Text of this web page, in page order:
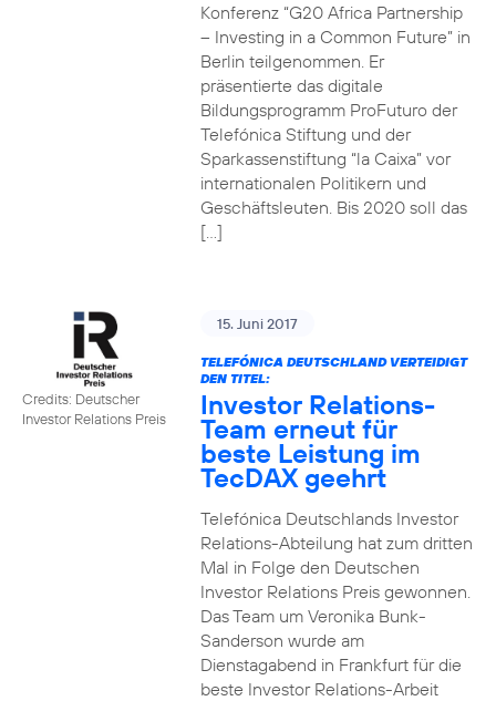
Konferenz “G20 Africa Partnership
– Investing in a Common Future” in
Berlin teilgenommen. Er
präsentierte das digitale
Bildungsprogramm ProFuturo der
Telefónica Stiftung und der
Sparkassenstiftung “la Caixa” vor
internationalen Politikern und
Geschäftsleuten. Bis 2020 soll das
[…]
Credits: Deutscher
Investor Relations Preis
15. Juni 2017
TELEFÓNICA DEUTSCHLAND VERTEIDIGT
DEN TITEL:
Investor Relations-
Team erneut für
beste Leistung im
TecDAX geehrt
Telefónica Deutschlands Investor
Relations-Abteilung hat zum dritten
Mal in Folge den Deutschen
Investor Relations Preis gewonnen.
Das Team um Veronika Bunk-
Sanderson wurde am
Dienstagabend in Frankfurt für die
beste Investor Relations-Arbeit